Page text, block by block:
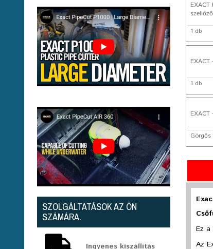
SZOLGÁLTATÁSOK AZ ÖN
SZÁMÁRA.
Ingyenes kiszállítás
EXACT
1 db
1 db
Ez
Az